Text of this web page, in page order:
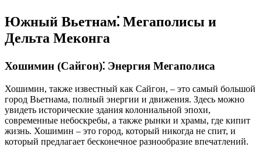
Южный Вьетнам⁚ Мегаполисы и
Дельта Меконга
Хошимин (Сайгон)⁚ Энергия Мегаполиса
Хошимин, также известный как Сайгон, – это самый большой
город Вьетнама, полный энергии и движения. Здесь можно
увидеть исторические здания колониальной эпохи,
современные небоскребы, а также рынки и храмы, где кипит
жизнь. Хошимин – это город, который никогда не спит, и
который предлагает бесконечное разнообразие впечатлений.